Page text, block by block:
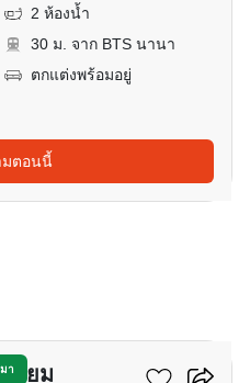
2 ห้องน้ำ
30 ม. จาก BTS นานา
ตกแต่งพร้อมอยู่
มตอนนี้
านียม